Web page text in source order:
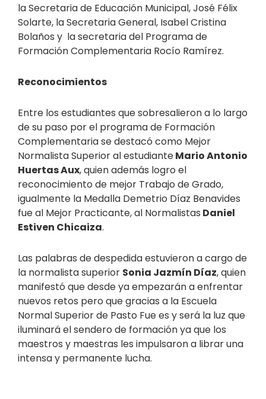
la Secretaria de Educación Municipal, José Félix
Solarte, la Secretaria General, Isabel Cristina
Bolaños y la secretaria del Programa de
Formación Complementaria Rocío Ramírez.
Reconocimientos
Entre los estudiantes que sobresalieron a lo largo
de su paso por el programa de Formación
Complementaria se destacó como Mejor
Normalista Superior al estudianteMario Antonio
Huertas Aux, quien además logro el
reconocimiento de mejor Trabajo de Grado,
igualmente la Medalla Demetrio Díaz Benavides
fue al Mejor Practicante, al Normalistas Daniel
Estiven Chicaiza.
Las palabras de despedida estuvieron a cargo de
la normalista superior Sonia Jazmín Díaz, quien
manifestó que desde ya empezarán a enfrentar
nuevos retos pero que gracias a la Escuela
Normal Superior de Pasto Fue es y será la luz que
iluminará el sendero de formación ya que los
maestros y maestras les impulsaron a librar una
intensa y permanente lucha.